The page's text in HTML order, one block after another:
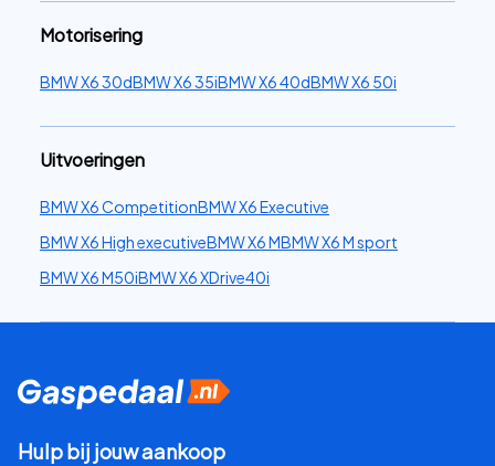
Motorisering
BMW X6 30dBMW X6 35iBMW X6 40dBMW X6 50i
Uitvoeringen
BMW X6 CompetitionBMW X6 Executive
BMW X6 High executiveBMW X6 MBMW X6 M sport
BMW X6 M50iBMW X6 XDrive40i
Hulp bij jouw aankoop